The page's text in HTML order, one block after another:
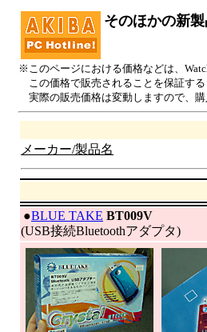
そのほかの新
※このページにおける価格などは、
この価格で販売されることを保証する
実際の販売価格は変動しますので、購
メーカー/製品名
●BLUE TAKE BT009V
(USB接続Bluetoothアダプタ)